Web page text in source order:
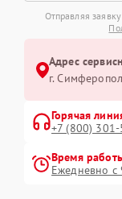
Отправляя
Адрес
г.
Горячая
+7 (800)
Время
Ежедневно с